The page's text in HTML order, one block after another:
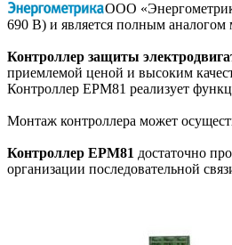
ООО
690 В) и является полным
Контроллер защиты
приемлемой ценой и высоким
Контроллер EPM81 реализует
Монтаж контроллера может
Контроллер EPM81 достаточно
организации последовательной